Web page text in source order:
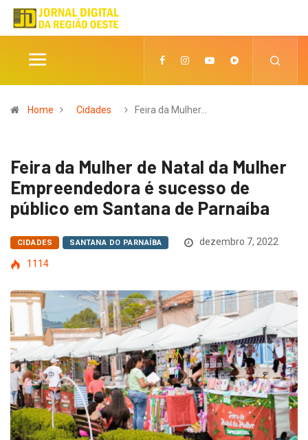
Home Cidades Feira da Mulher…
Feira da Mulher de Natal da Mulher
Empreendedora é sucesso de
público em Santana de Parnaíba
CIDADES SANTANA DO PARNAÍBA
dezembro 7, 2022
1114